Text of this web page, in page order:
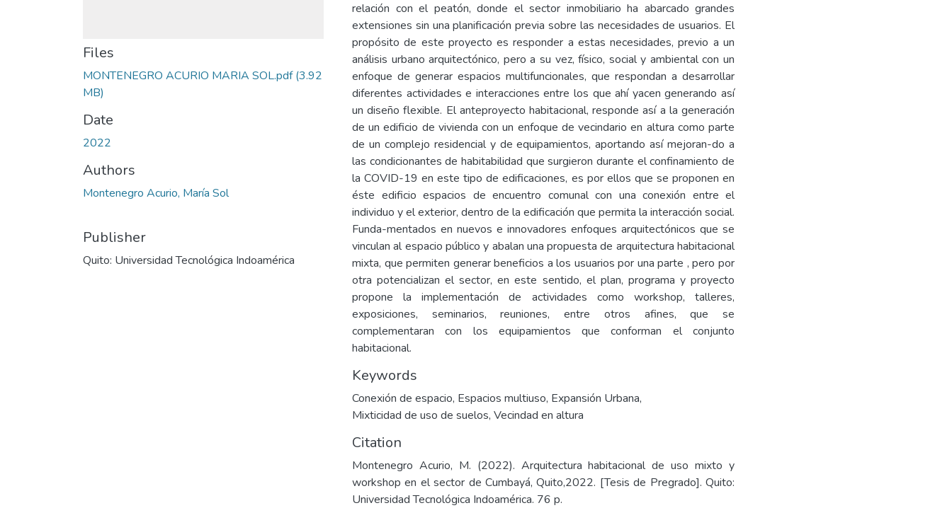
Files
MONTENEGRO ACURIO MARIA SOL.pdf(3.92
MB)
Date
2022
Authors
Montenegro Acurio, María Sol
Publisher
Quito: Universidad Tecnológica Indoamérica
relación con el peatón, donde el sector inmobiliario ha abarcado grandes
extensiones sin una planificación previa sobre las necesidades de usuarios. El
propósito de este proyecto es responder a estas necesidades, previo a un
análisis urbano arquitectónico, pero a su vez, físico, social y ambiental con un
enfoque de generar espacios multifuncionales, que respondan a desarrollar
diferentes actividades e interacciones entre los que ahí yacen generando así
un diseño flexible. El anteproyecto habitacional, responde así a la generación
de un edificio de vivienda con un enfoque de vecindario en altura como parte
de un complejo residencial y de equipamientos, aportando así mejoran-do a
las condicionantes de habitabilidad que surgieron durante el confinamiento de
la COVID-19 en este tipo de edificaciones, es por ellos que se proponen en
éste edificio espacios de encuentro comunal con una conexión entre el
individuo y el exterior, dentro de la edificación que permita la interacción social.
Funda-mentados en nuevos e innovadores enfoques arquitectónicos que se
vinculan al espacio público y abalan una propuesta de arquitectura habitacional
mixta, que permiten generar beneficios a los usuarios por una parte , pero por
otra potencializan el sector, en este sentido, el plan, programa y proyecto
propone la implementación de actividades como workshop, talleres,
exposiciones, seminarios, reuniones, entre otros afines, que se
complementaran con los equipamientos que conforman el conjunto
habitacional.
Keywords
Conexión de espacio, Espacios multiuso, Expansión Urbana,
Mixticidad de uso de suelos, Vecindad en altura
Citation
Montenegro Acurio, M. (2022). Arquitectura habitacional de uso mixto y
workshop en el sector de Cumbayá, Quito,2022. [Tesis de Pregrado]. Quito:
Universidad Tecnológica Indoamérica. 76 p.